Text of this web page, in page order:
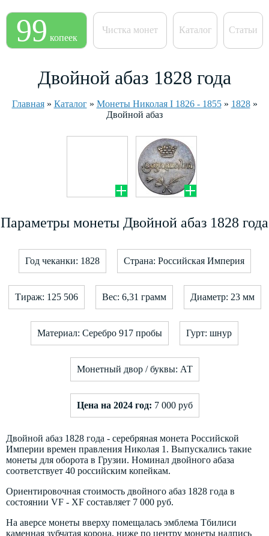
99 копеек
Чистка монет Каталог Статьи
Двойной абаз 1828 года
Главная» Каталог» Монеты Николая I 1826 - 1855» 1828»
Двойной абаз
Параметры монеты Двойной абаз 1828 года
Год чеканки: 1828 Страна: Российская Империя
Тираж: 125 506 Вес: 6,31 грамм Диаметр: 23 мм
Материал: Серебро 917 пробы Гурт: шнур
Монетный двор / буквы: АТ
Цена на 2024 год: 7 000 руб
Двойной абаз 1828 года - серебряная монета Российской
Империи времен правления Николая 1. Выпускались такие
монеты для оборота в Грузии. Номинал двойного абаза
соответствует 40 российским копейкам.
Ориентировочная стоимость двойного абаз 1828 года в
состоянии VF - XF составляет 7 000 руб.
На аверсе монеты вверху помещалась эмблема Тбилиси
каменная зубчатая корона, ниже по центру монеты надпись